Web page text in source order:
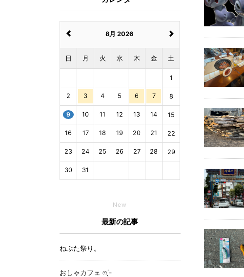
8月 2026
日 月 火 水 木 金 土
1
2 3 4 5 6 7 8
9 10 11 12 13 14 15
16 17 18 19 20 21 22
23 24 25 26 27 28 29
30 31
New
最新の記事
ねぶた祭り。
おしゃカフェ ෆ ̖́-